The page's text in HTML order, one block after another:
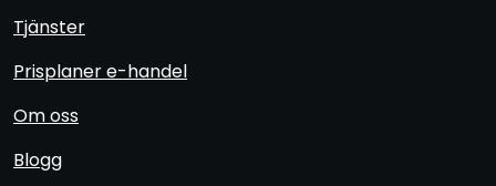
Tjänster
Prisplaner e-handel
Om oss
Blogg